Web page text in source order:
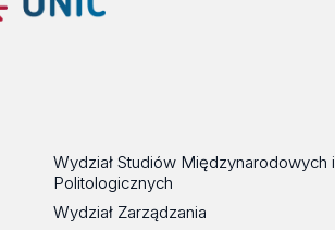
Wydział Studiów Międzynarodowych i
Politologicznych
Wydział Zarządzania